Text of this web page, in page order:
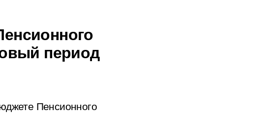
период
Пенсионного